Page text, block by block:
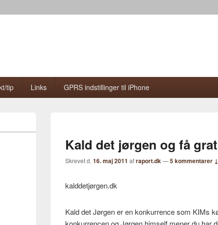
tip Links GPRS indstillinger til iPhone
Kald det jørgen og få
Skrevet d. 16. maj 2011 afraport.dk—5 kommentarer ↓
kalddetjørgen.dk
Kald det Jørgen er en konkurrence som KIMs